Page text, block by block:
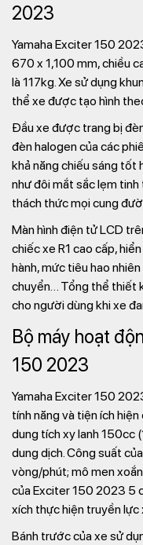
2023
Yamaha Exciter 150
670 x 1,100 mm, chiều
là 117kg. Xe sử dụng
thể xe được tạo hình
Đầu xe được trang bị
đèn halogen của các
khả năng chiếu sáng tốt
như đôi mắt sắc lẹm
thách thức mọi cung
Màn hình điện tử LCD
chiếc xe R1 cao cấp,
hành, mức tiêu hao
chuyển… Tổng thể thiết
cho người dùng khi xe
Bộ máy hoạt
150 2023
Yamaha Exciter 150
tính năng và tiện ích
dung tích xy lanh 150cc
dung dịch. Công suất
vòng/phút; mô men
của Exciter 150 2023 5
xích thực hiện truyền lực
Bánh trước của xe sử